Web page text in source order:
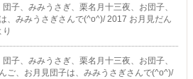
子、みみうさぎ、栗名月十三夜、お団子、
、みみうさぎさんで(^o^)/ 2017 お月見だん
り
子、みみうさぎ、栗名月十三夜、お団子、
ご、お月見団子は、みみうさぎさんで(^o^)/